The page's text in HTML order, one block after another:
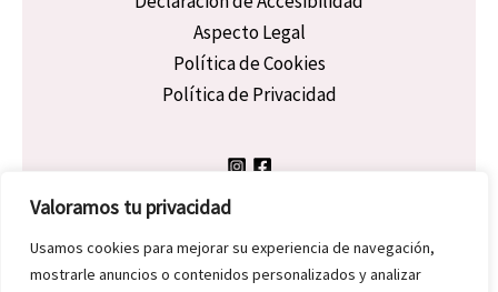
Valoramos tu privacidad
Usamos cookies para mejorar su experiencia de navegación,
mostrarle anuncios o contenidos personalizados y analizar
Aspecto Legal
Política de Cookies
Política de Privacidad